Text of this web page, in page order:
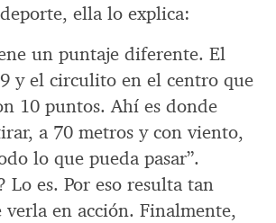
ella lo explica:
un puntaje diferente. El
y el circulito en el centro que
10 puntos. Ahí es donde
a 70 metros y con viento,
lo que pueda pasar”.
Lo es. Por eso resulta tan
en acción. Finalmente,